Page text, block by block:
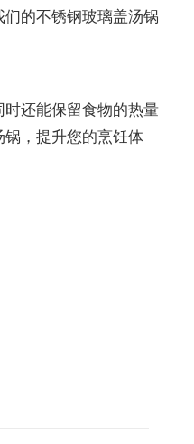
的不锈钢玻璃盖汤锅
还能保留食物的热量
，提升您的烹饪体